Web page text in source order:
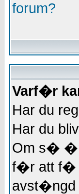
forum?
Varf�r
Har du
Har du
Om s� �r
f�r att f�
avst�ngd